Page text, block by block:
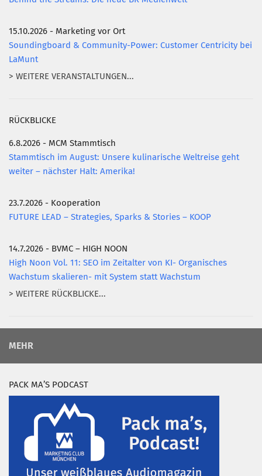
15.10.2026 - Marketing vor Ort
Soundingboard & Community-Power: Customer Centricity bei
LaMunt
> WEITERE VERANSTALTUNGEN...
RÜCKBLICKE
6.8.2026 - MCM Stammtisch
Stammtisch im August: Unsere kulinarische Weltreise geht
weiter – nächster Halt: Amerika!
23.7.2026 - Kooperation
FUTURE LEAD – Strategies, Sparks & Stories – KOOP
14.7.2026 - BVMC – HIGH NOON
High Noon Vol. 11: SEO im Zeitalter von KI- Organisches
Wachstum skalieren- mit System statt Wachstum
> WEITERE RÜCKBLICKE...
MEHR
PACK MA’S PODCAST